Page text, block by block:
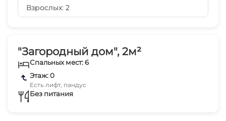
"Загородный дом", 2м²
Спальных мест: 6
Этаж: 0
Есть лифт, пандус
Без питания
Взрослых: 2